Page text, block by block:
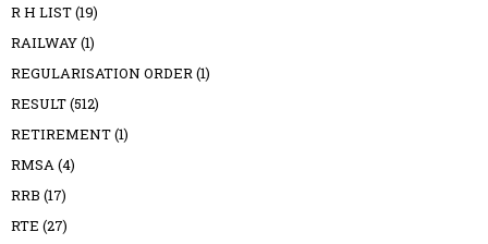
R H LIST(19)
RAILWAY(1)
REGULARISATION ORDER(1)
RESULT(512)
RETIREMENT(1)
RMSA(4)
RRB (17)
RTE (27)